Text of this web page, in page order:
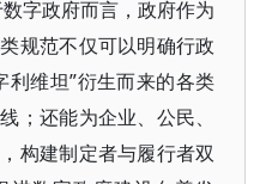
字政府而言，政府作为
规范不仅可以明确行政
利维坦”衍生而来的各类
；还能为企业、公民、
构建制定者与履行者双